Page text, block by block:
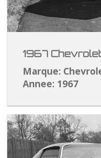
1967
Marque:
Annee: 1967